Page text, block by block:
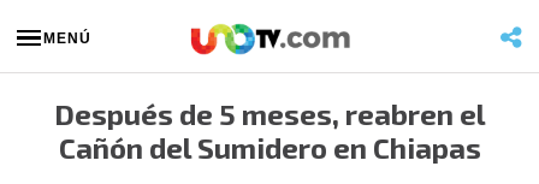
MENÚ
Después de 5 meses, reabren el
Cañón del Sumidero en Chiapas